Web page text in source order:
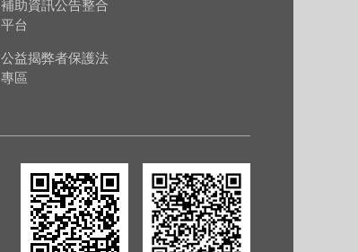
補助資訊公告整合
平台
公益揭弊者保護法
專區